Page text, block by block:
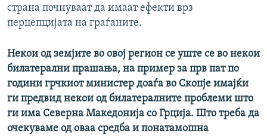
страна почнуваат да имаат ефекти врз
перцепцијата на граѓаните.
Некои од земјите во овој регион се уште се во некои
билатерални прашања, на пример за прв пат по
години грчкиот министер доаѓа во Скопје имајќи
ги предвид некои од билатералните проблеми што
ги има Северна Македонија со Грција. Што треба да
очекуваме од оваа средба и понатамошна